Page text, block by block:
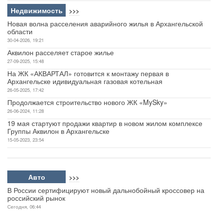
Недвижимость >>>
Новая волна расселения аварийного жилья в Архангельской
области
30-04-2026, 19:21
Аквилон расселяет старое жилье
27-09-2025, 15:48
На ЖК «АКВАРТАЛ» готовится к монтажу первая в
Архангельске идивидуальная газовая котельная
26-05-2025, 17:42
Продолжается строительство нового ЖК «MySky»
26-06-2024, 11:28
19 мая стартуют продажи квартир в новом жилом комплексе
Группы Аквилон в Архангельске
15-05-2023, 23:54
Авто >>>
В России сертифицируют новый дальнобойный кроссовер на
российский рынок
Сегодня, 06:44